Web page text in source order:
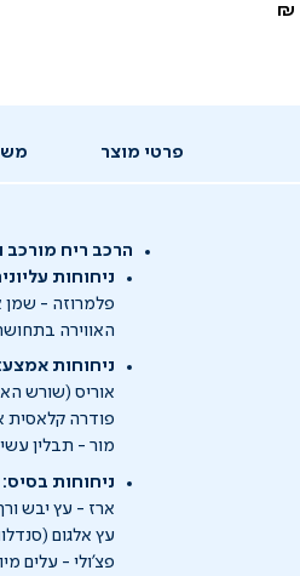
פרטי מוצר
הרכב ריח מורכב
ניחוחות
פלמרוזה - שמן
האווירה
ניחוחות
אוריס (שורש
פודרה קלאסית
מור - תבלין
ניחוחות בסיס:
ארז - עץ יבש
עץ אלגום
פצ’ולי - עלים